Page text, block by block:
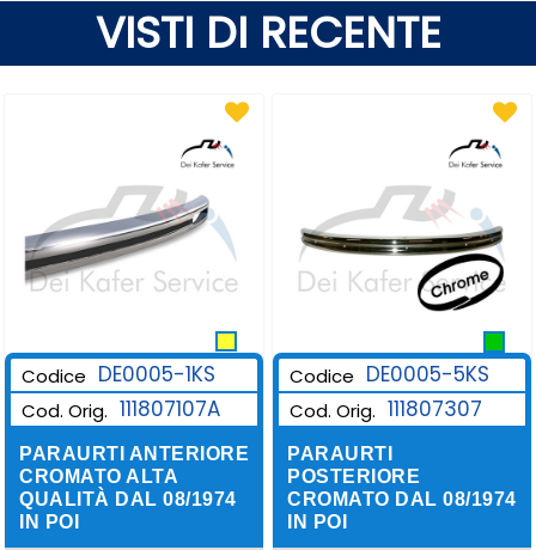
VISTI DI RECENTE
Codice DE0005-1KS
Cod. Orig. 111807107A
PARAURTI ANTERIORE
CROMATO ALTA
QUALITÀ DAL 08/1974
IN POI
Codice DE0005-5KS
Cod. Orig. 111807307
PARAURTI
POSTERIORE
CROMATO DAL 08/1974
IN POI